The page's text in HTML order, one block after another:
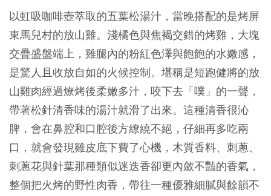
以虹吸咖啡壺萃取的五葉松湯汁，當晚搭配的是烤屏
東馬兒村的放山雞。淺橘色與焦褐交錯的烤雞，大塊
交疊盛盤端上，雞腿內的粉紅色澤與飽飽的水嫩感，
是驚人且收放自如的火候控制。堪稱是短跑健將的放
山雞肉經過燎烤後柔嫩多汁，咬下去「噗」的一聲，
帶著松針清香味的湯汁就滑了出來。這種清香很沁
脾，會在鼻腔和口腔後方繚繞不絕，仔細再多吃兩
口，就會發現雞皮底下費了心機，木質香料、刺蔥、
刺蔥花與針葉那種類似迷迭香卻更內斂不豔的香氣，
整個把火烤的野性肉香，帶往一種優雅細膩與餘韻不